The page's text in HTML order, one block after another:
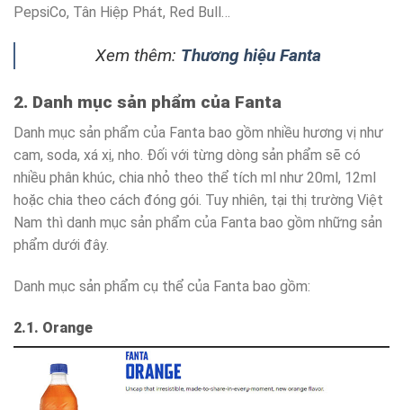
PepsiCo, Tân Hiệp Phát, Red Bull…
Xem thêm: Thương hiệu Fanta
2. Danh mục sản phẩm của Fanta
Danh mục sản phẩm của Fanta bao gồm nhiều hương vị như
cam, soda, xá xị, nho. Đối với từng dòng sản phẩm sẽ có
nhiều phân khúc, chia nhỏ theo thể tích ml như 20ml, 12ml
hoặc chia theo cách đóng gói. Tuy nhiên, tại thị trường Việt
Nam thì danh mục sản phẩm của Fanta bao gồm những sản
phẩm dưới đây.
Danh mục sản phẩm cụ thể của Fanta bao gồm:
2.1. Orange